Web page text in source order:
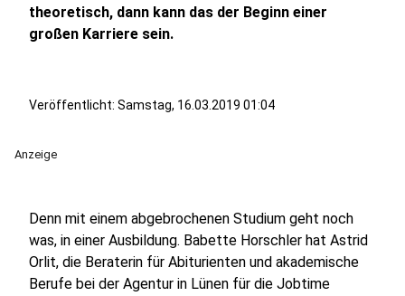
theoretisch, dann kann das der Beginn einer
großen Karriere sein.
Veröffentlicht: Samstag, 16.03.2019 01:04
Anzeige
Denn mit einem abgebrochenen Studium geht noch
was, in einer Ausbildung. Babette Horschler hat Astrid
Orlit, die Beraterin für Abiturienten und akademische
Berufe bei der Agentur in Lünen für die Jobtime